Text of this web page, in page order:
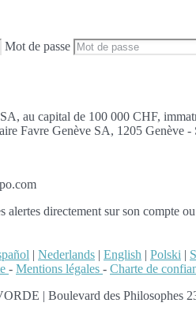
Mot de passe
au capital de 100 000 CHF,
Favre Genève SA, 1205 Genève -
alertes directement sur son compte
| Nederlands | English | Polski |
- Mentions légales - Charte de
| Boulevard des Philosophes